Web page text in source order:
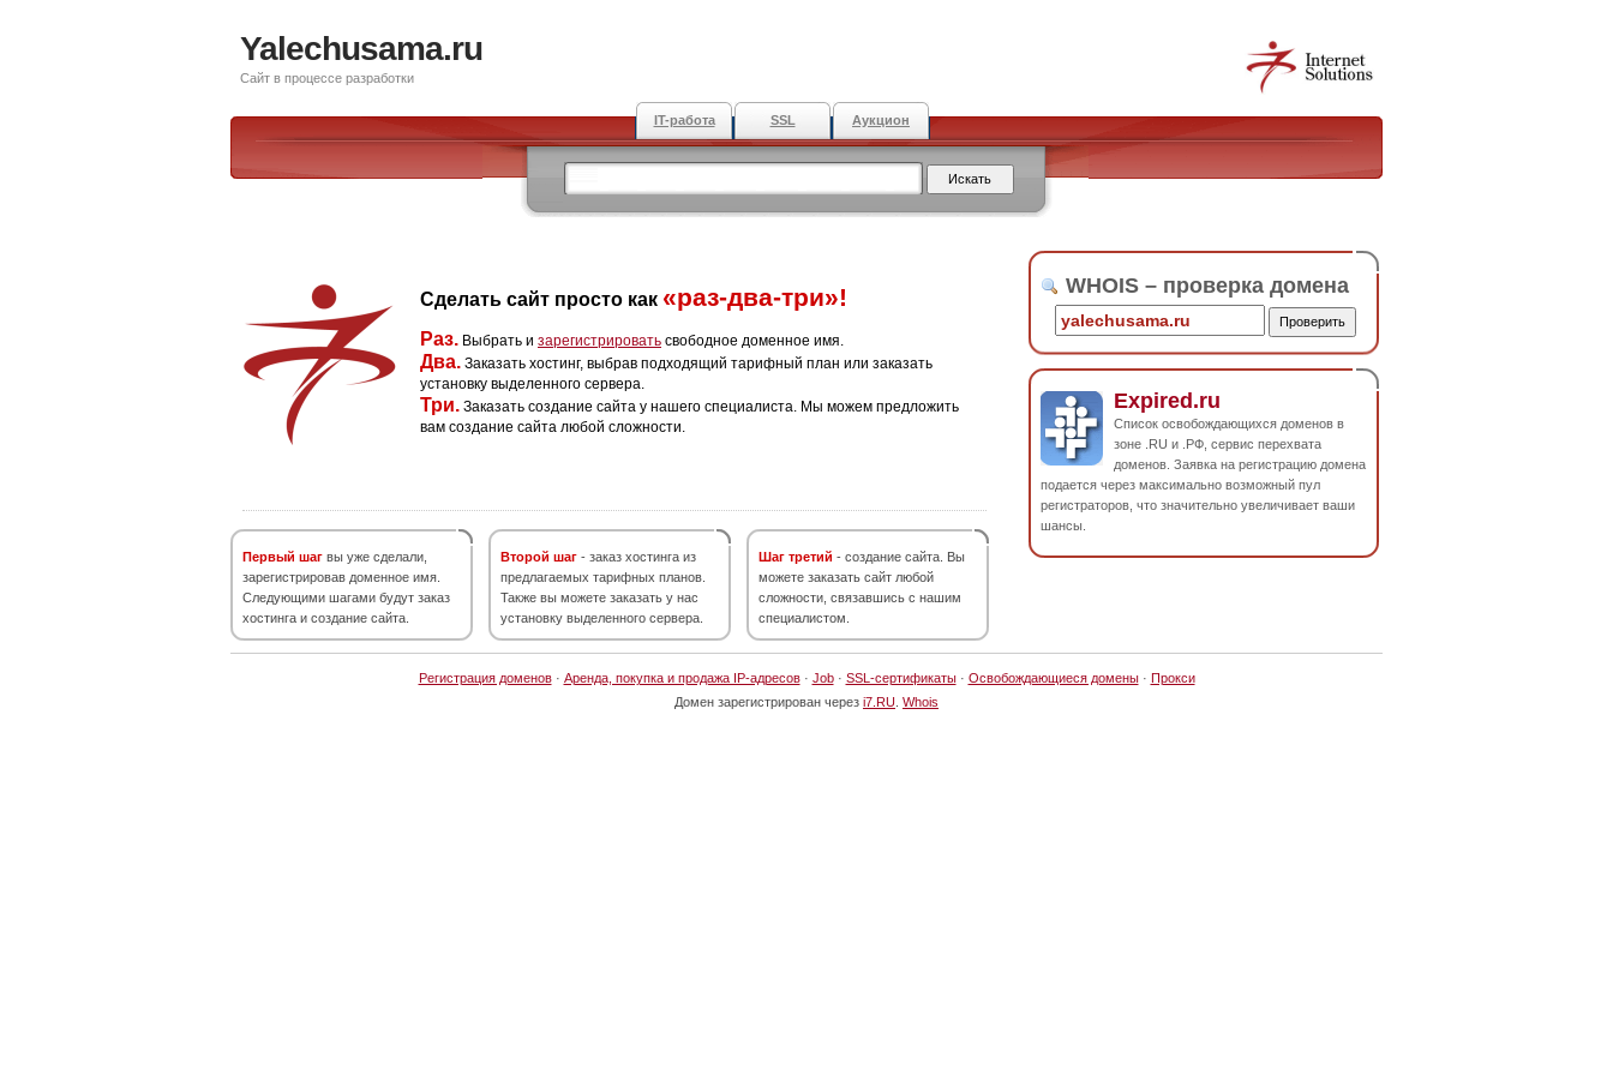
Yalechusama.ru
Сайт в процессе разработки
IT-работа SSL Аукцион
Сделать сайт просто как «раз-два-три»!
Раз. Выбрать и зарегистрировать свободное доменное имя.
Два. Заказать хостинг, выбрав подходящий тарифный план или заказать
установку выделенного сервера.
Три. Заказать создание сайта у нашего специалиста. Мы можем предложить
вам создание сайта любой сложности.
Первый шаг вы уже сделали,
зарегистрировав доменное имя.
Следующими шагами будут заказ
хостинга и создание сайта.
Второй шаг - заказ хостинга из
предлагаемых тарифных планов.
Также вы можете заказать у нас
установку выделенного сервера.
Шаг третий - создание сайта. Вы
можете заказать сайт любой
сложности, связавшись с нашим
специалистом.
WHOIS – проверка домена
Expired.ru
Список освобождающихся доменов в
зоне .RU и .РФ, сервис перехвата
доменов. Заявка на регистрацию домена
подается через максимально возможный пул
регистраторов, что значительно увеличивает ваши
шансы.
Регистрация доменов· Аренда, покупка и продажа IP-адресов· Job· SSL-сертификаты· Освобождающиеся домены· Прокси
Домен зарегистрирован через i7.RU Whois